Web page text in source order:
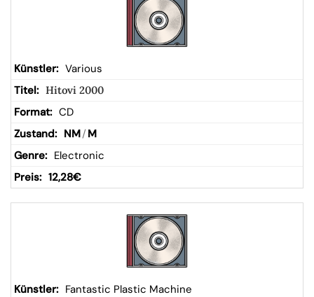
kor
b
Various
Hitovi 2000
CD
NM/ M
Electronic
12,28€
Fantastic Plastic Machine